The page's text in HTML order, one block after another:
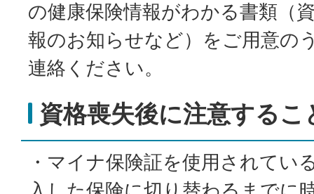
の健康保険情報がわかる書類（
報のお知らせなど）をご用意の
連絡ください。
資格喪失後に注意するこ
・マイナ保険証を使用されてい